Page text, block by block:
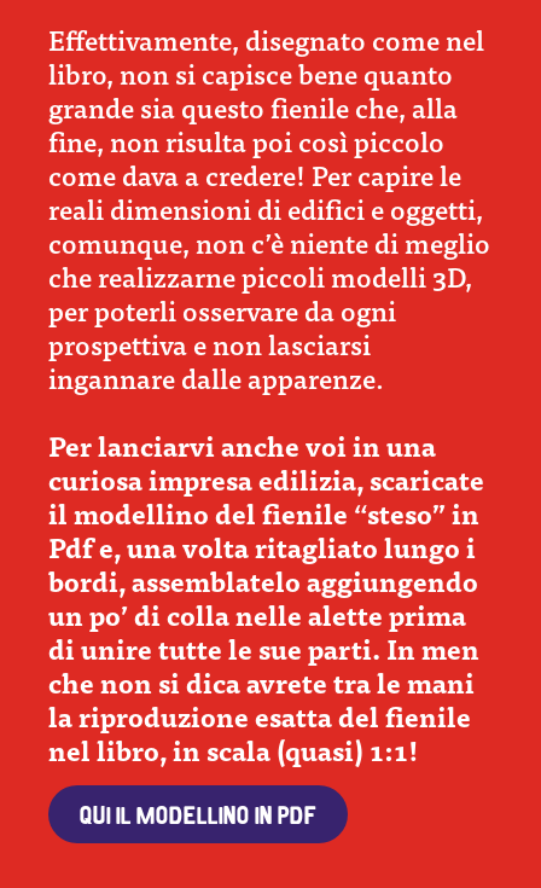
Effettivamente, disegnato come nel
libro, non si capisce bene quanto
grande sia questo fienile che, alla
fine, non risulta poi così piccolo
come dava a credere! Per capire le
reali dimensioni di edifici e oggetti,
comunque, non c’è niente di meglio
che realizzarne piccoli modelli 3D,
per poterli osservare da ogni
prospettiva e non lasciarsi
ingannare dalle apparenze.
Per lanciarvi anche voi in una
curiosa impresa edilizia, scaricate
il modellino del fienile “steso” in
Pdf e, una volta ritagliato lungo i
bordi, assemblatelo aggiungendo
un po’ di colla nelle alette prima
di unire tutte le sue parti. In men
che non si dica avrete tra le mani
la riproduzione esatta del fienile
nel libro, in scala (quasi) 1:1!
QUI IL MODELLINO IN PDF